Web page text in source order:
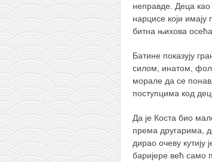
неправде. Деца као
нарцисе који
битна њихова
Батине показују
силом, инатом,
морале да се
поступцима код
Да је Коста био
према другарима,
дирао очеву
баријере већ само